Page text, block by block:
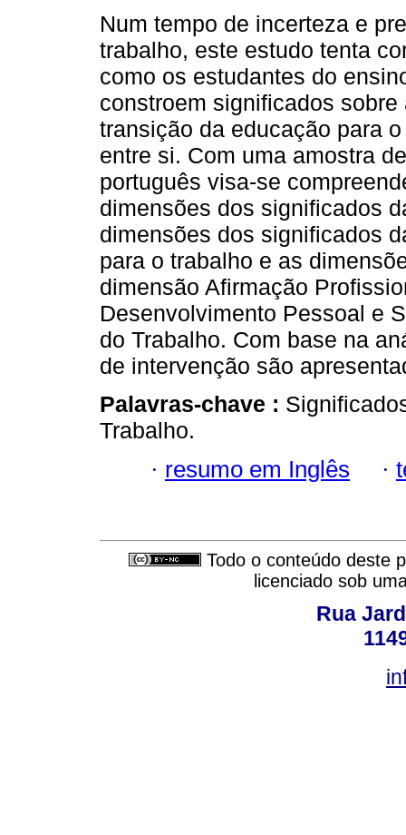
Num tempo de incerteza e
trabalho, este estudo tenta
como os estudantes do
constroem significados
transição da educação para
entre si. Com uma amostra
português visa-se
dimensões dos significados
dimensões dos significados
para o trabalho e as
dimensão Afirmação
Desenvolvimento Pessoal e
do Trabalho. Com base na
de intervenção são
Palavras-chave :
Trabalho.
· resumo em Inglês ·
Todo o conteúdo deste
licenciado sob
Rua